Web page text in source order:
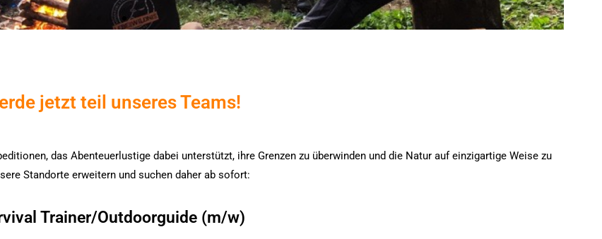
jetzt teil unseres Teams!
das Abenteuerlustige dabei unterstützt, ihre Grenzen zu überwinden und die Natur auf einzigartige Weise zu
Standorte erweitern und suchen daher ab sofort:
Trainer/Outdoorguide (m/w)